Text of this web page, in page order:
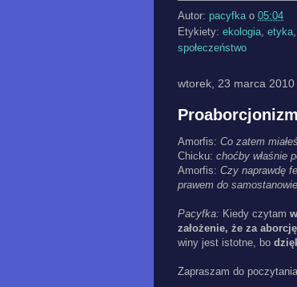
Autor: pacyfka o 05:04
Etykiety: ekologia etyka
społeczeństwo
wtorek, 23 marca 2010
Amorfis: Co zatem
Chicku: choćby właśnie
Amorfis: Czy naprawdę
prawem do
Pacyfka: Kiedy czytam
założenie, że za
winy jest istotne, bo
Zapraszam do